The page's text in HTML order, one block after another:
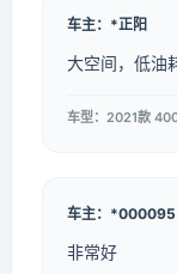
车主：*正阳
大空间，低油
车型：2021款
车主：*000095
非常好